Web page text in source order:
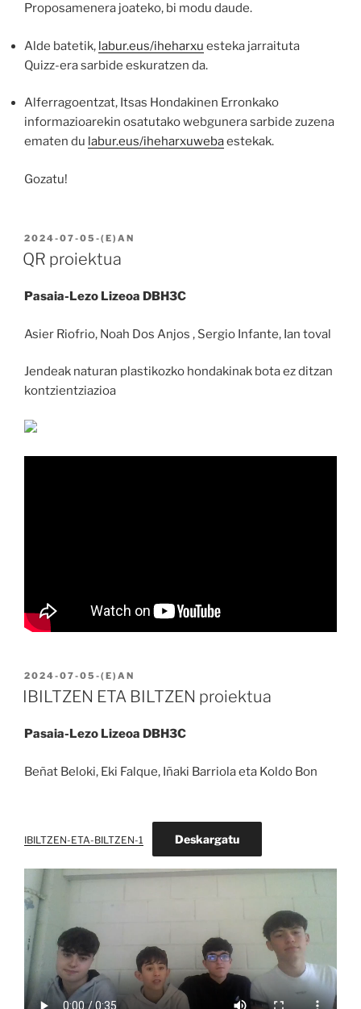
Proposamenera joateko, bi modu daude.
Alde batetik, labur.eus/iheharxu esteka jarraituta
Quizz-era sarbide eskuratzen da.
Alferragoentzat, Itsas Hondakinen Erronkako
informazioarekin osatutako webgunera sarbide zuzena
ematen du labur.eus/iheharxuwebaestekak.
Gozatu!
2024-07-05 -(E)AN
QR proiektua
Pasaia-Lezo Lizeoa DBH3C
Asier Riofrio, Noah Dos Anjos , Sergio Infante, Ian toval
Jendeak naturan plastikozko hondakinak bota ez ditzan
kontzientziazioa
2024-07-05 -(E)AN
IBILTZEN ETA BILTZEN proiektua
Pasaia-Lezo Lizeoa DBH3C
Beñat Beloki, Eki Falque, Iñaki Barriola eta Koldo Bon
IBILTZEN-ETA-BILTZEN-1 Deskargatu